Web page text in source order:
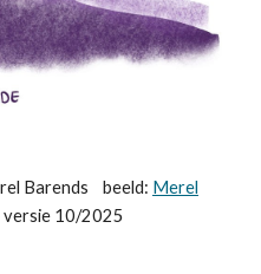
Barends beeld: Merel
10/2025